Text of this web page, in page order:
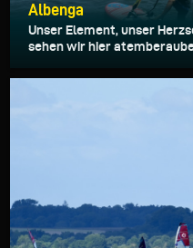
Albenga
Unser Element, unser
sehen wir hier